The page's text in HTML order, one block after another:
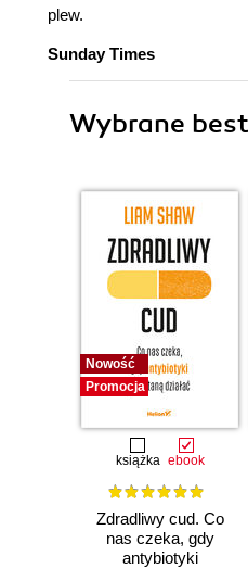
plew.
Sunday Times
Wybrane
Nowość
Promocja
książka ebook
Zdradliwy cud. Co
nas czeka, gdy
antybiotyki